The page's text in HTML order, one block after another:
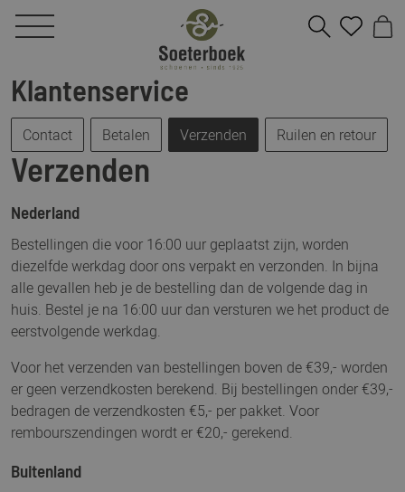
Klantenservice
Contact Betalen Verzenden Ruilen en retour
Verzenden
Nederland
Bestellingen die voor 16:00 uur geplaatst zijn, worden
diezelfde werkdag door ons verpakt en verzonden. In bijna
alle gevallen heb je de bestelling dan de volgende dag in
huis. Bestel je na 16:00 uur dan versturen we het product de
eerstvolgende werkdag.
Voor het verzenden van bestellingen boven de €39,- worden
er geen verzendkosten berekend. Bij bestellingen onder €39,-
bedragen de verzendkosten €5,- per pakket. Voor
rembourszendingen wordt er €20,- gerekend.
Buitenland